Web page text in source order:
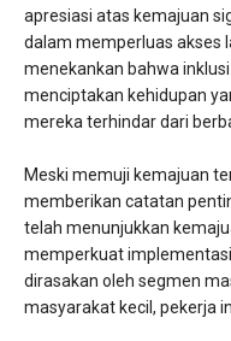
apresiasi atas kemajuan
dalam memperluas akses
menekankan bahwa
menciptakan kehidupan
mereka terhindar dari
​Meski memuji kemajuan
memberikan catatan
telah menunjukkan
memperkuat
dirasakan oleh segmen
masyarakat kecil, pekerja